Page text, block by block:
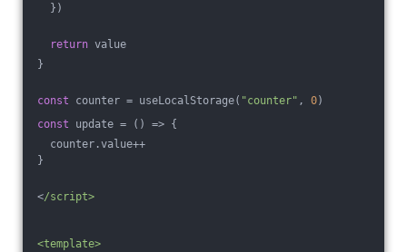
})
return value
}
const counter = useLocalStorage( "counter" , 0)
const update = () => {
counter.value++
}
</script>
<template>